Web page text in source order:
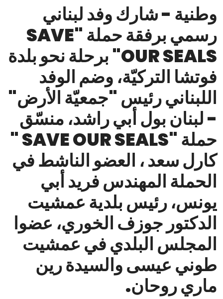
وطنية - شارك وفد لبناني
رسمي برفقة حملة "SAVE
OUR SEALS" برحلة نحو بلدة
فوتشا التركيّة، وضم الوفد
اللبناني رئيس "جمعيّة الأرض"
- لبنان بول أبي راشد، منسّق
حملة "SAVE OUR SEALS "
كارل سعد ، العضو الناشط في
الحملة المهندس فريد أبي
يونس، رئيس بلدية عمشيت
الدكتور جوزف الخوري، عضوا
المجلس البلدي في عمشيت
طوني عيسى والسيدة رين
ماري روحان.